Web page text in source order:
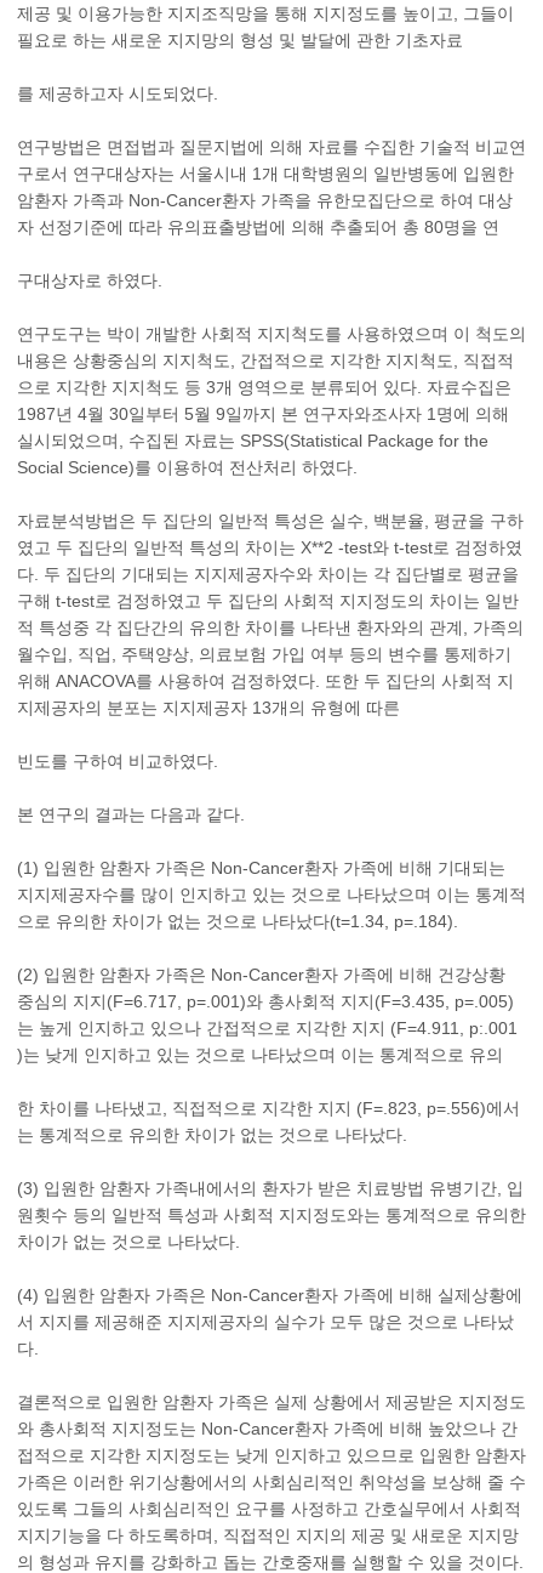
제공 및 이용가능한 지지조직망을 통해 지지정도를 높이고, 그들이
필요로 하는 새로운 지지망의 형성 및 발달에 관한 기초자료
를 제공하고자 시도되었다.
연구방법은 면접법과 질문지법에 의해 자료를 수집한 기술적 비교연
구로서 연구대상자는 서울시내 1개 대학병원의 일반병동에 입원한
암환자 가족과 Non-Cancer환자 가족을 유한모집단으로 하여 대상
자 선정기준에 따라 유의표출방법에 의해 추출되어 총 80명을 연
구대상자로 하였다.
연구도구는 박이 개발한 사회적 지지척도를 사용하였으며 이 척도의
내용은 상황중심의 지지척도, 간접적으로 지각한 지지척도, 직접적
으로 지각한 지지척도 등 3개 영역으로 분류되어 있다. 자료수집은
1987년 4월 30일부터 5월 9일까지 본 연구자와조사자 1명에 의해
실시되었으며, 수집된 자료는 SPSS(Statistical Package for the
Social Science)를 이용하여 전산처리 하였다.
자료분석방법은 두 집단의 일반적 특성은 실수, 백분율, 평균을 구하
였고 두 집단의 일반적 특성의 차이는 X**2 -test와 t-test로 검정하였
다. 두 집단의 기대되는 지지제공자수와 차이는 각 집단별로 평균을
구해 t-test로 검정하였고 두 집단의 사회적 지지정도의 차이는 일반
적 특성중 각 집단간의 유의한 차이를 나타낸 환자와의 관계, 가족의
월수입, 직업, 주택양상, 의료보험 가입 여부 등의 변수를 통제하기
위해 ANACOVA를 사용하여 검정하였다. 또한 두 집단의 사회적 지
지제공자의 분포는 지지제공자 13개의 유형에 따른
빈도를 구하여 비교하였다.
본 연구의 결과는 다음과 같다.
(1) 입원한 암환자 가족은 Non-Cancer환자 가족에 비해 기대되는
지지제공자수를 많이 인지하고 있는 것으로 나타났으며 이는 통계적
으로 유의한 차이가 없는 것으로 나타났다(t=1.34, p=.184).
(2) 입원한 암환자 가족은 Non-Cancer환자 가족에 비해 건강상황
중심의 지지(F=6.717, p=.001)와 총사회적 지지(F=3.435, p=.005)
는 높게 인지하고 있으나 간접적으로 지각한 지지 (F=4.911, p:.001
)는 낮게 인지하고 있는 것으로 나타났으며 이는 통계적으로 유의
한 차이를 나타냈고, 직접적으로 지각한 지지 (F=.823, p=.556)에서
는 통계적으로 유의한 차이가 없는 것으로 나타났다.
(3) 입원한 암환자 가족내에서의 환자가 받은 치료방법 유병기간, 입
원횟수 등의 일반적 특성과 사회적 지지정도와는 통계적으로 유의한
차이가 없는 것으로 나타났다.
(4) 입원한 암환자 가족은 Non-Cancer환자 가족에 비해 실제상황에
서 지지를 제공해준 지지제공자의 실수가 모두 많은 것으로 나타났
다.
결론적으로 입원한 암환자 가족은 실제 상황에서 제공받은 지지정도
와 총사회적 지지정도는 Non-Cancer환자 가족에 비해 높았으나 간
접적으로 지각한 지지정도는 낮게 인지하고 있으므로 입원한 암환자
가족은 이러한 위기상황에서의 사회심리적인 취약성을 보상해 줄 수
있도록 그들의 사회심리적인 요구를 사정하고 간호실무에서 사회적
지지기능을 다 하도록하며, 직접적인 지지의 제공 및 새로운 지지망
의 형성과 유지를 강화하고 돕는 간호중재를 실행할 수 있을 것이다.